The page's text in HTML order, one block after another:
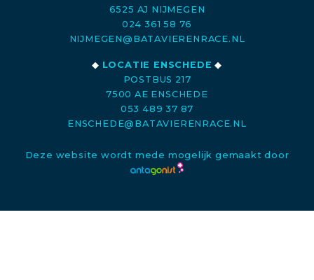
6525 AJ NIJMEGEN
024 361 58 76
NIJMEGEN@BATAVIERENRACE.NL
◆ LOCATIE ENSCHEDE ◆
POSTBUS 217
7500 AE ENSCHEDE
053 489 37 87
ENSCHEDE@BATAVIERENRACE.NL
Deze website wordt mede mogelijk gemaakt door